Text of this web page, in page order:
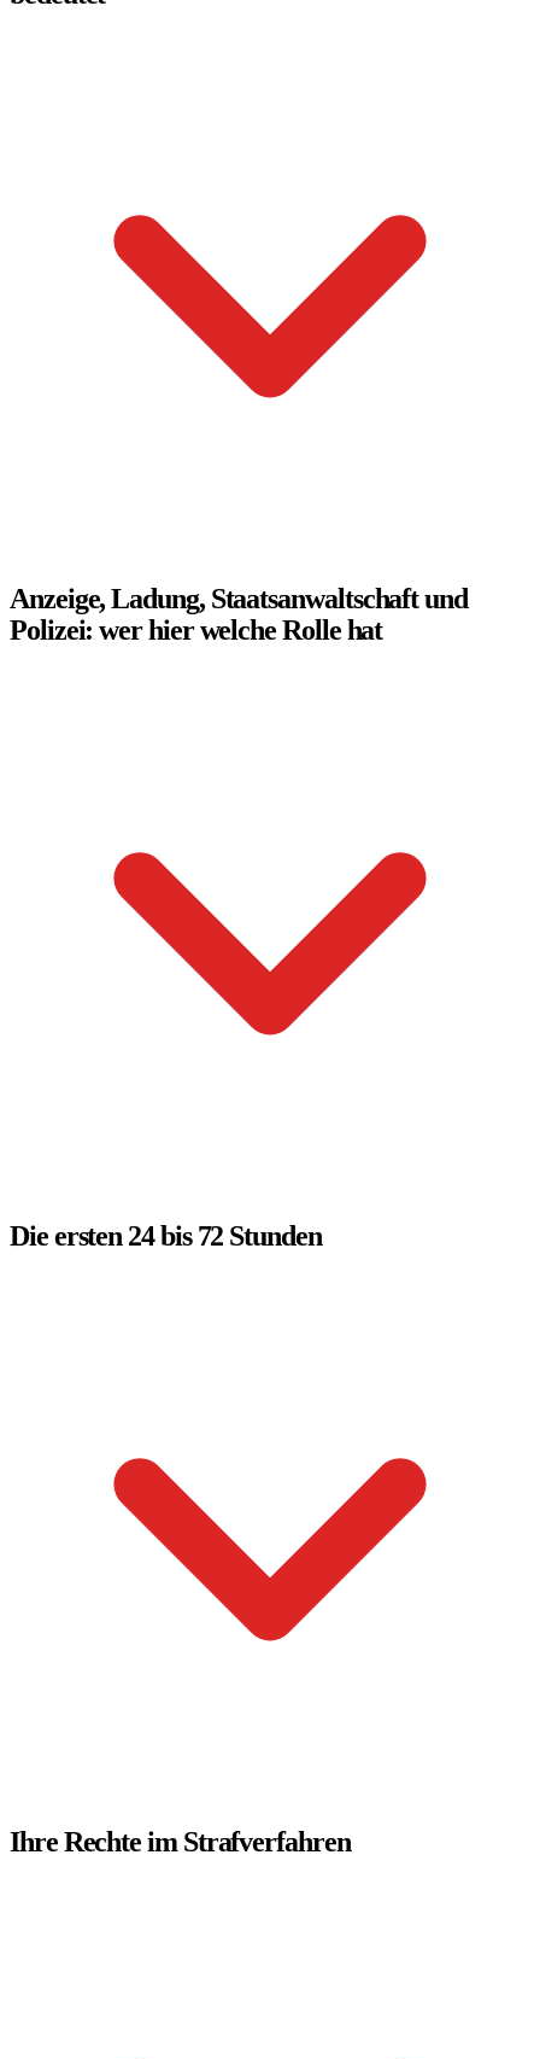
Anzeige, Ladung, Staatsanwaltschaft und
Polizei: wer hier welche Rolle hat
Die ersten 24 bis 72 Stunden
Ihre Rechte im Strafverfahren